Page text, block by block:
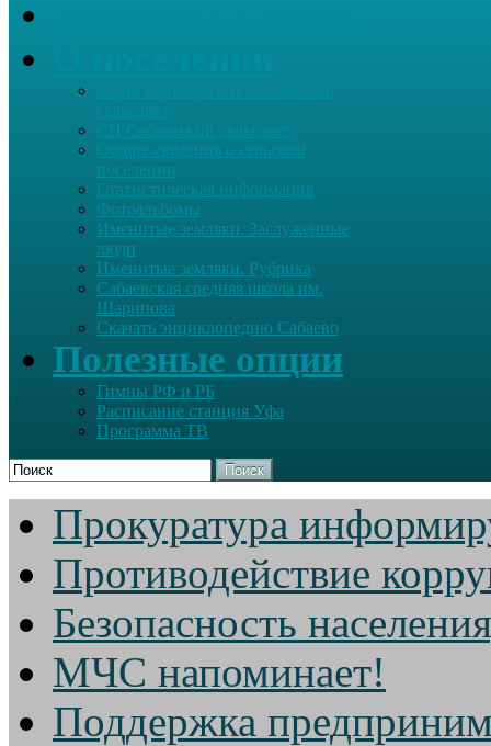
Общие сведения о сельском
поселении
Статистическая информация
Фотоальбомы
Именитые земляки. Заслуженные
люди
Именитые земляки. Рубрика
Сабаевская средняя школа им.
Шарипова
Скачать энциклопедию Сабаево
Полезные опции
Гимны РФ и РБ
Расписание станция Уфа
Программа ТВ
Поиск
Прокуратура
Противодействие
Безопасность
МЧС напоминает!
Поддержка